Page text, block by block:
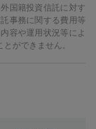
国籍投資信託に対す
事務に関する費用等
容や運用状況等によ
ができません。